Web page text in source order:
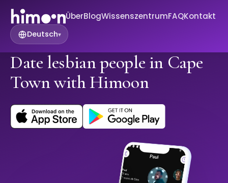
ÜberBlogWissenszentrumFAQKontakt
Deutsch▾
Date lesbian people in Cape
Town with Himoon